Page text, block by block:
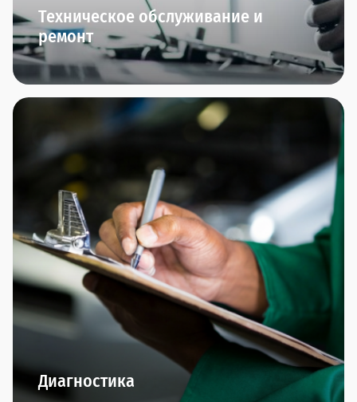
Техническое обслуживание и
ремонт
Мы начинаем заботиться о вашем автомобиле
сразу после того, как вы его приобрели.
В Прагматика мы приглашаем вас на ТО-0 через
полгода после приобретения автомобиля. Далее
вы сможете пройти плановое ТО и межсервисное
ТО.
Диагностика